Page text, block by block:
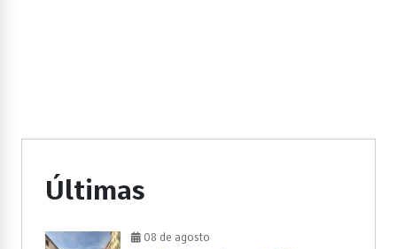
Últimas
08 de agosto